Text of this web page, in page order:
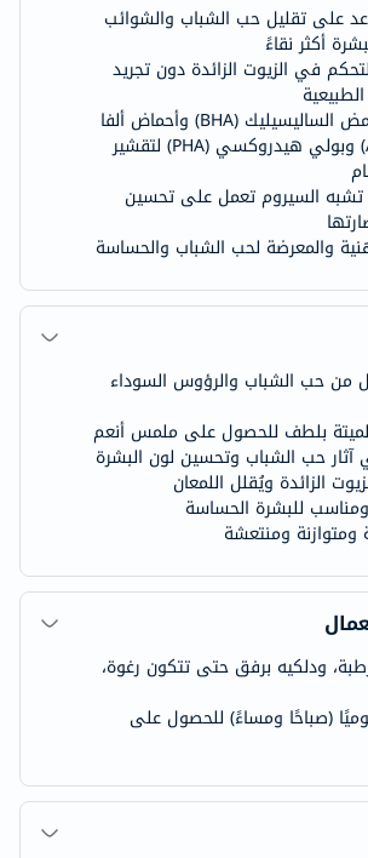
على تقليل حب الشباب والشوائب
أكثر نقاءً
في الزيوت الزائدة دون تجريد
مدعم بـ 2% من حمض الساليسيليك (BHA) وأحماض ألفا
هيدروكسي (AHA) وبولي هيدروكسي (PHA) لتقشير
السيروم تعمل على تحسين
والمعرضة لحب الشباب والحساسة
من حب الشباب والرؤوس السوداء
الميتة بلطف للحصول على ملمس أنعم
حب الشباب وتحسين لون البشرة
الزائدة ويُقلل اللمعان
للبشرة الحساسة
ومتوازنة ومنتعشة
ودلكيه برفق حتى تتكون رغوة،
(صباحًا ومساءً) للحصول على